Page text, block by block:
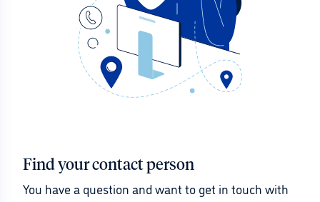
Find your contact person
You have a question and want to get in touch with